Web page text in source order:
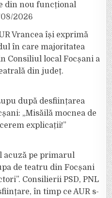
din nou funcțional
08/2026
Vrancea își exprimă
în care majoritatea
Consiliul local Focșani a
din județ.
după desființarea
„Misăilă mocnea de
explicații!”
acuză pe primarul
de teatru din Focșani
Consilierii PSD, PNL
în timp ce AUR s-